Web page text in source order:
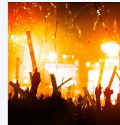
g
i
e
l
s
k
i
m
d
l
a